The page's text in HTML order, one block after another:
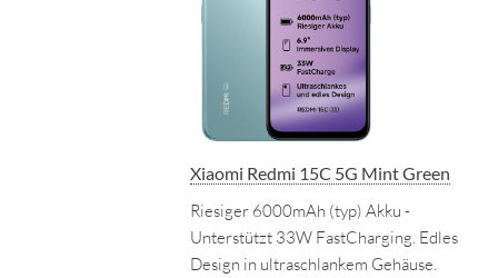
Xiaomi Redmi 15C 5G Mint Green
Riesiger 6000mAh (typ) Akku -
Unterstützt 33W FastCharging. Edles
Design in ultraschlankem Gehäuse.